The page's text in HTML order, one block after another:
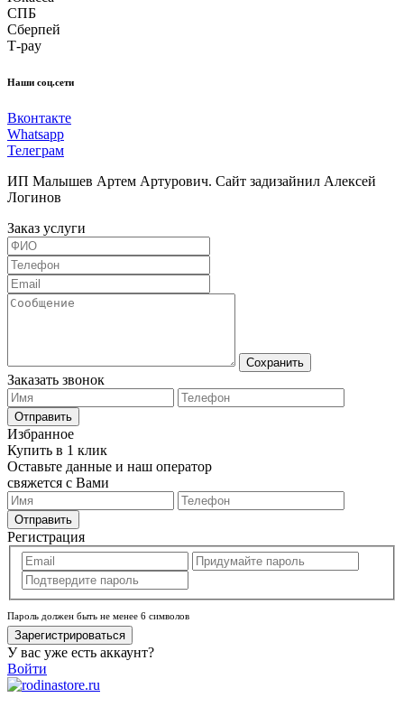
СПБ
Сберпей
Т-pay
Наши соц.сети
Вконтакте
Whatsapp
Телеграм
ИП Малышев Артем Артурович. Сайт задизайнил Алексей
Логинов
Заказ услуги
Сохранить
Заказать звонок
Отправить
Избранное
Купить в 1 клик
Оставьте данные и наш оператор
свяжется с Вами
Отправить
Регистрация
Пароль должен быть не менее 6 символов
Зарегистрироваться
У вас уже есть аккаунт?
Войти